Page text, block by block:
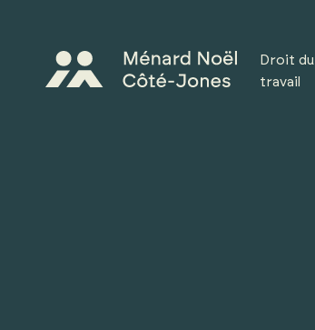
Droit du
travail